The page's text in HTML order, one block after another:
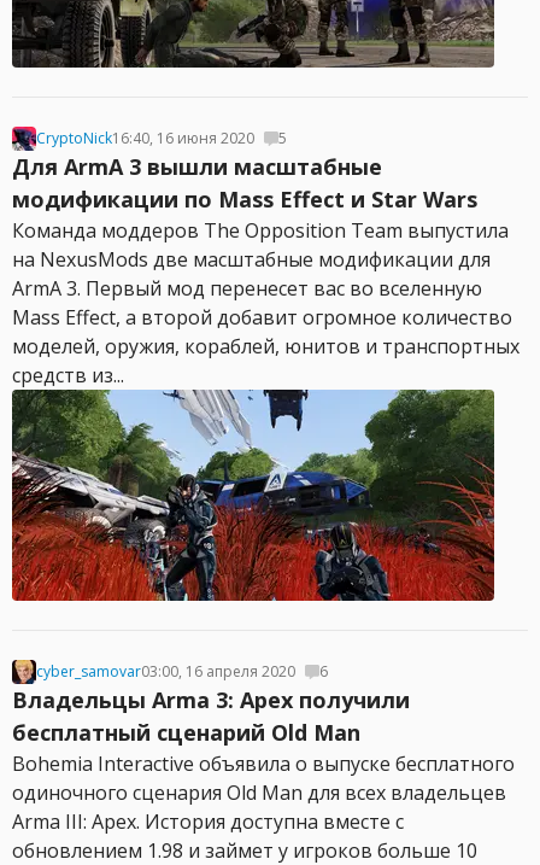
CryptoNick16:40, 16 июня 2020 5
Для ArmA 3 вышли масштабные
модификации по Mass Effect и Star Wars
Команда моддеров The Opposition Team выпустила
на NexusMods две масштабные модификации для
ArmA 3. Первый мод перенесет вас во вселенную
Mass Effect, а второй добавит огромное количество
моделей, оружия, кораблей, юнитов и транспортных
средств из...
cyber_samovar03:00, 16 апреля 2020 6
Владельцы Arma 3: Apex получили
бесплатный сценарий Old Man
Bohemia Interactive объявила о выпуске бесплатного
одиночного сценария Old Man для всех владельцев
Arma III: Apex. История доступна вместе с
обновлением 1.98 и займет у игроков больше 10